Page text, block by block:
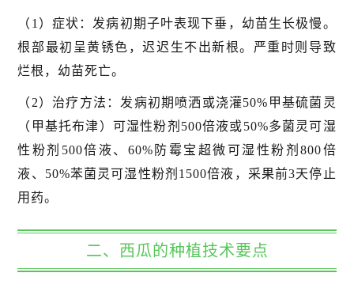
（1）症状：发病初期子叶表现下垂，幼苗生长极慢。
根部最初呈黄锈色，迟迟生不出新根。严重时则导致
烂根，幼苗死亡。
（2）治疗方法：发病初期喷洒或浇灌50%甲基硫菌灵
（甲基托布津）可湿性粉剂500倍液或50%多菌灵可湿
性粉剂500倍液、60%防霉宝超微可湿性粉剂800倍
液、50%苯菌灵可湿性粉剂1500倍液，采果前3天停止
用药。
二、西瓜的种植技术要点